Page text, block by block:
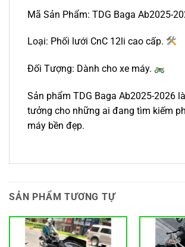
Mã Sản Phẩm: TDG Baga Ab2025-
Loại: Phối lưới CnC 12li cao cấp.
Đối Tượng: Dành cho xe máy.
Sản phẩm TDG Baga Ab2025-2026
tưởng cho những ai đang tìm kiếm
máy bền đẹp.
SẢN PHẨM TƯƠNG TỰ